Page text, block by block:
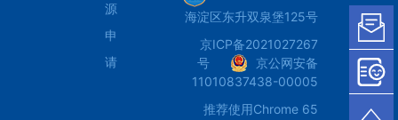
源
申
请
海淀区东升双泉堡125号
京ICP备2021027267
号
京公网安备
11010837438-00005
推荐使用Chrome 65